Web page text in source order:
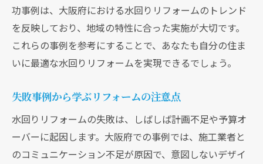
功事例は、大阪府における水回りリフォームのトレンド
を反映しており、地域の特性に合った実施が大切です。
これらの事例を参考にすることで、あなたも自分の住ま
いに最適な水回りリフォームを実現できるでしょう。
失敗事例から学ぶリフォームの注意点
水回りリフォームの失敗は、しばしば計画不足や予算オ
ーバーに起因します。大阪府での事例では、施工業者と
のコミュニケーション不足が原因で、意図しないデザイ